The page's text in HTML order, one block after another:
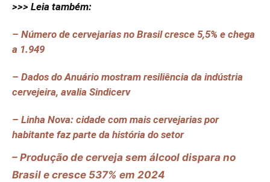
>>> Leia também:
– Número de cervejarias no Brasil cresce 5,5% e chega
a 1.949
– Dados do Anuário mostram resiliência da indústria
cervejeira, avalia Sindicerv
– Linha Nova: cidade com mais cervejarias por
habitante faz parte da história do setor
– Produção de cerveja sem álcool dispara no
Brasil e cresce 537% em 2024